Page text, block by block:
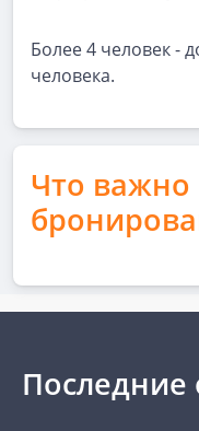
Более 4 человек -
человека.
Что важно
Последние